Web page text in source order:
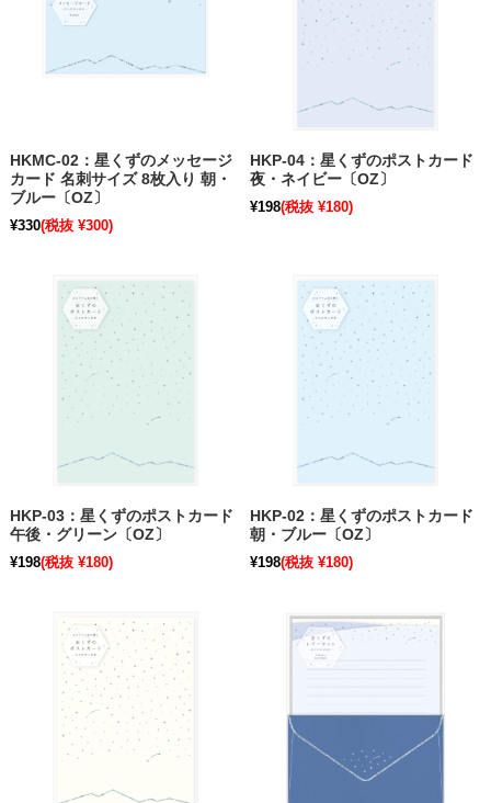
HKMC-02：星くずのメッセージ
カード 名刺サイズ 8枚入り 朝・
ブルー〔OZ〕
¥330(税抜 ¥300)
HKP-04：星くずのポストカード
夜・ネイビー〔OZ〕
¥198(税抜 ¥180)
HKP-03：星くずのポストカード
午後・グリーン〔OZ〕
¥198(税抜 ¥180)
HKP-02：星くずのポストカード
朝・ブルー〔OZ〕
¥198(税抜 ¥180)